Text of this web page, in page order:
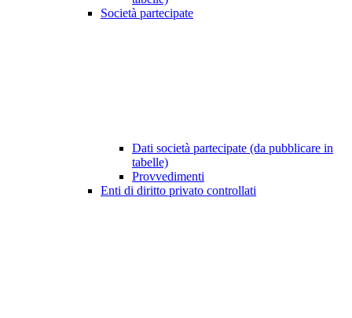
Società partecipate
Dati società partecipate (da pubblicare in
tabelle)
Provvedimenti
Enti di diritto privato controllati